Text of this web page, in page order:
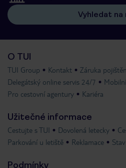
Vyhledat na
O TUI
TUI Group Kontakt
Záruka
Delegátský online servis 24/7
Pro cestovní agentury
Kariéra
Užitečné informace
Cestujte s TUI Dovolená letecky
Parkování u letiště
Reklamace
Podmínky